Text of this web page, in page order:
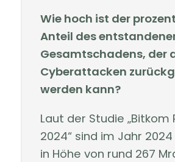
Wie hoch ist der
Anteil des
Gesamtschadens, der
Cyberattacken
werden kann?
Laut der Studie „Bitkom
2024“ sind im Jahr
in Höhe von rund 267